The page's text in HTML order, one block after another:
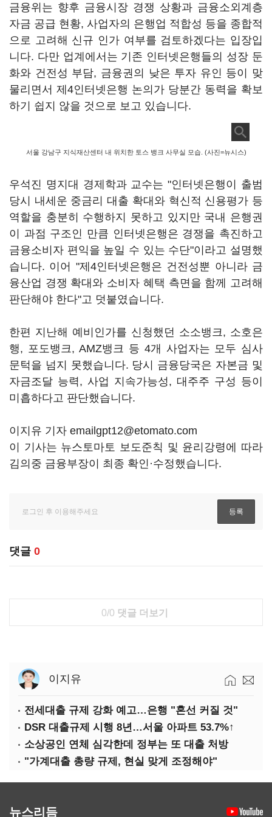
금융위는 향후 금융시장 경쟁 상황과 금융소외계층
자금 공급 현황, 사업자의 은행업 적합성 등을 종합적
으로 고려해 신규 인가 여부를 검토하겠다는 입장입
니다. 다만 업계에서는 기존 인터넷은행들의 성장 둔
화와 건전성 부담, 금융권의 낮은 투자 유인 등이 맞
물리면서 제4인터넷은행 논의가 당분간 동력을 확보
하기 쉽지 않을 것으로 보고 있습니다.
서울 강남구 지식재산센터 내 위치한 토스 뱅크 사무실 모습. (사진=뉴시스)
우석진 명지대 경제학과 교수는 "인터넷은행이 출범
당시 내세운 중금리 대출 확대와 혁신적 신용평가 등
역할을 충분히 수행하지 못하고 있지만 국내 은행권
이 과점 구조인 만큼 인터넷은행은 경쟁을 촉진하고
금융소비자 편익을 높일 수 있는 수단"이라고 설명했
습니다. 이어 "제4인터넷은행은 건전성뿐 아니라 금
융산업 경쟁 확대와 소비자 혜택 측면을 함께 고려해
판단해야 한다"고 덧붙였습니다.
한편 지난해 예비인가를 신청했던 소소뱅크, 소호은
행, 포도뱅크, AMZ뱅크 등 4개 사업자는 모두 심사
문턱을 넘지 못했습니다. 당시 금융당국은 자본금 및
자금조달 능력, 사업 지속가능성, 대주주 구성 등이
미흡하다고 판단했습니다.
이지유 기자 emailgpt12@etomato.com
이 기사는 뉴스토마토 보도준칙 및 윤리강령에 따라
김의중 금융부장이 최종 확인·수정했습니다.
댓글 0
0/0 댓글 더보기
이지유
전세대출 규제 강화 예고…은행 "혼선 커질 것"
DSR 대출규제 시행 8년…서울 아파트 53.7%↑
소상공인 연체 심각한데 정부는 또 대출 처방
"가계대출 총량 규제, 현실 맞게 조정해야"
뉴스리듬